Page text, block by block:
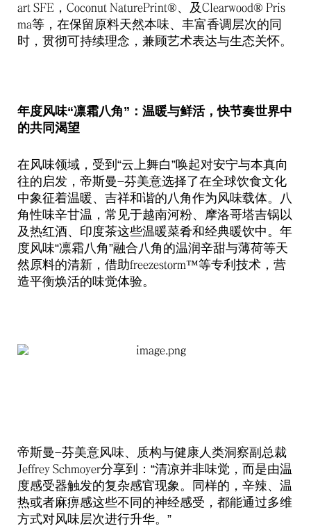
art SFE ， Coconut NaturePrint®、及Clearwood® Pris
ma等，在保留原料天然本味、丰富香调层次的同
时，贯彻可持续理念，兼顾艺术表达与生态关怀。
年度风味“凛霜八角”：温暖与鲜活，快节奏世界中
的共同渴望
在风味领域，受到“云上舞白”唤起对安宁与本真向
往的启发，帝斯曼-芬美意选择了在全球饮食文化
中象征着温暖、吉祥和谐的八角作为风味载体。八
角性味辛甘温，常见于越南河粉、摩洛哥塔吉锅以
及热红酒、印度茶这些温暖菜肴和经典暖饮中。年
度风味“凛霜八角”融合八角的温润辛甜与薄荷等天
然原料的清新，借助freezestorm™等专利技术，营
造平衡焕活的味觉体验。
帝斯曼-芬美意风味、质构与健康人类洞察副总裁
Jeffrey Schmoyer分享到：“清凉并非味觉，而是由温
度感受器触发的复杂感官现象。同样的，辛辣、温
热或者麻痹感这些不同的神经感受，都能通过多维
方式对风味层次进行升华。”